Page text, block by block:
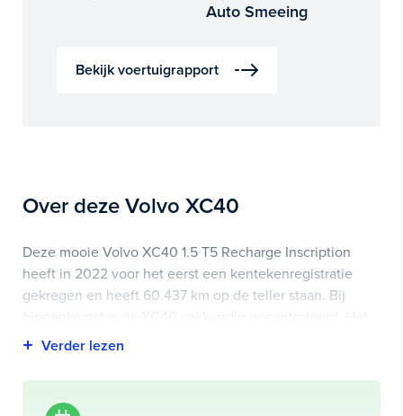
Auto Smeeing
Bekijk voertuigrapport
Over deze Volvo XC40
Deze mooie Volvo XC40 1.5 T5 Recharge Inscription
heeft in 2022 voor het eerst een kentekenregistratie
gekregen en heeft 60.437 km op de teller staan. Bij
voertuigrapport is op deze pagina bij onderhoud en
Highlights van deze Volvo zijn onder andere